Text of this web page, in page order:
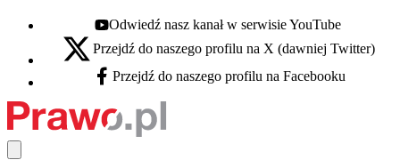
Youtube - otwiera się w nowej karcie
Odwiedź nasz kanał w serwisie YouTube
X - otwiera się w nowej karcie
Przejdź do naszego profilu na X (dawniej Twitter)
Facebook - otwiera się w nowej karcie
Przejdź do naszego profilu na Facebooku